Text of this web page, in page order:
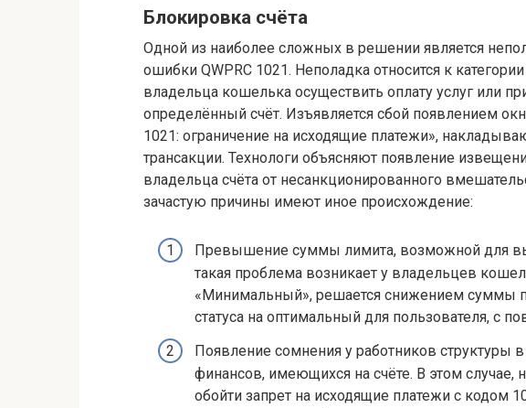
Блокировка счёта
Одной из наиболее сложных в решении является
ошибки QWPRC 1021. Неполадка относится к
владельца кошелька осуществить оплату услуг или
определённый счёт. Изъявляется сбой появлением
1021: ограничение на исходящие платежи»,
трансакции. Технологи объясняют появление
владельца счёта от несанкционированного
зачастую причины имеют иное происхождение:
Превышение суммы лимита, возможной для
такая проблема возникает у владельцев
«Минимальный», решается снижением суммы
статуса на оптимальный для пользователя, с
Появление сомнения у работников структуры
финансов, имеющихся на счёте. В этом случае,
обойти запрет на исходящие платежи с кодом